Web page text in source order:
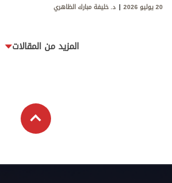
20 يوليو 2026 د. خليفة مبارك الظاهري
المزيد من المقالات